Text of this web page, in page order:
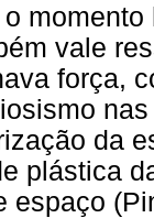
vale
força,
da
plástica
espaço